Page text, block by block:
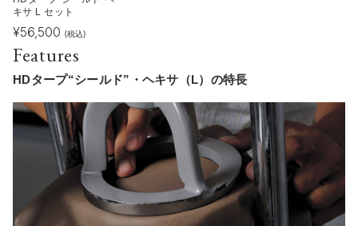
キサ L セット
¥56,500 (税込)
Features
HDタープ“シールド”・ヘキサ（L）の特長